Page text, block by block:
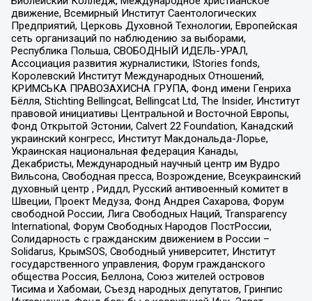
движение, Всемирный Институт Саентологических
Предприятий, Церковь Духовной Технологии, Европейская
сеть организаций по наблюдению за выборами,
Республика Польша, СВОБОДНЫЙ ИДЕЛЬ-УРАЛ,
Ассоциация развития журналистики, IStories fonds,
Королевский Институт Международных Отношений,
КРИМСЬКА ПРАВОЗАХИСНА ГРУПА, Фонд имени Генриха
Бёлля, Stichting Bellingcat, Bellingcat Ltd, The Insider, Институт
правовой инициативы Центральной и Восточной Европы,
Фонд Открытой Эстонии, Calvert 22 Foundation, Канадский
украинский конгресс, Институт Макдональда-Лорье,
Украинская национальная федерация Канады,
Декабристы, Международный научный центр им Вудро
Вильсона, Свободная пресса, Возрождение, Всеукраинский
духовный центр , Риддл, Русский антивоенный комитет в
Швеции, Проект Медуза, Фонд Андрея Сахарова, Форум
свободной России, Лига Свободных Наций, Transparеncy
International, Форум Свободных Народов ПостРоссии,
Солидарность с гражданским движением в России –
Solidarus, КрымSOS, Свободный университет, Институт
государственного управления, Форум гражданского
общества Россия, Беллона, Союз жителей островов
Тисима и Хабомаи, Съезд народных депутатов, Гринпис